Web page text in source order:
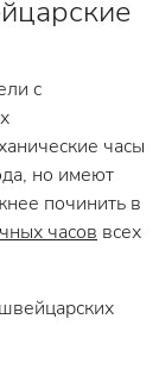
с
часы
но имеют
починить в
часов всех